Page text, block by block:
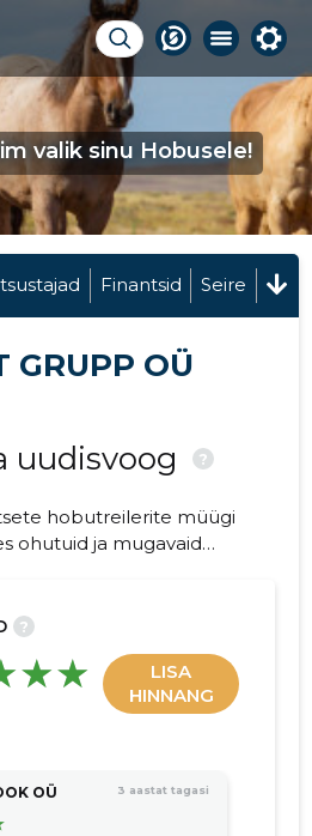
valik sinu Hobusele!
Finantsid Seire
GRUPP OÜ
uudisvoog ?
hobutreilerite müügi
ohutuid ja mugavaid
?
LISA
HINNANG
OÜ 3 aastat tagasi